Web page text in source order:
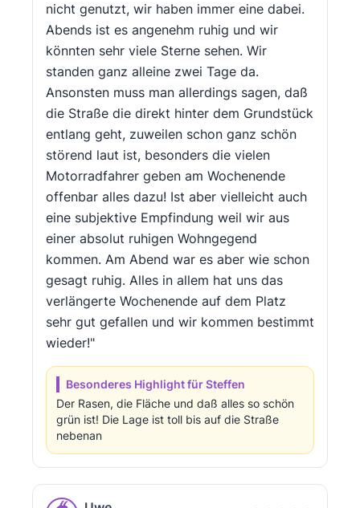
nicht genutzt, wir haben immer eine dabei.
Abends ist es angenehm ruhig und wir
könnten sehr viele Sterne sehen. Wir
standen ganz alleine zwei Tage da.
Ansonsten muss man allerdings sagen, daß
die Straße die direkt hinter dem Grundstück
entlang geht, zuweilen schon ganz schön
störend laut ist, besonders die vielen
Motorradfahrer geben am Wochenende
offenbar alles dazu! Ist aber vielleicht auch
eine subjektive Empfindung weil wir aus
einer absolut ruhigen Wohngegend
kommen. Am Abend war es aber wie schon
gesagt ruhig. Alles in allem hat uns das
verlängerte Wochenende auf dem Platz
sehr gut gefallen und wir kommen bestimmt
wieder!"
Besonderes Highlight für Steffen
Der Rasen, die Fläche und daß alles so schön
grün ist! Die Lage ist toll bis auf die Straße
nebenan